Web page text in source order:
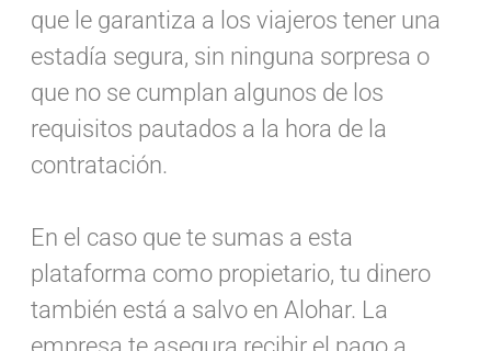
que le garantiza a los viajeros tener una
estadía segura, sin ninguna sorpresa o
que no se cumplan algunos de los
requisitos pautados a la hora de la
contratación.
En el caso que te sumas a esta
plataforma como propietario, tu dinero
también está a salvo en Alohar. La